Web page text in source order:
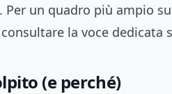
Per un quadro più ampio
la voce dedicata
(e perché)